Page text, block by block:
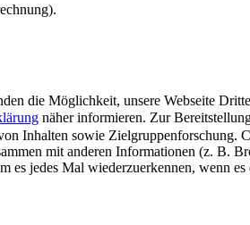
die Möglichkeit, unsere Webseite
näher informieren. Zur
Inhalten sowie
mit anderen Informationen (z. B.
es jedes Mal wiederzuerkennen, wenn